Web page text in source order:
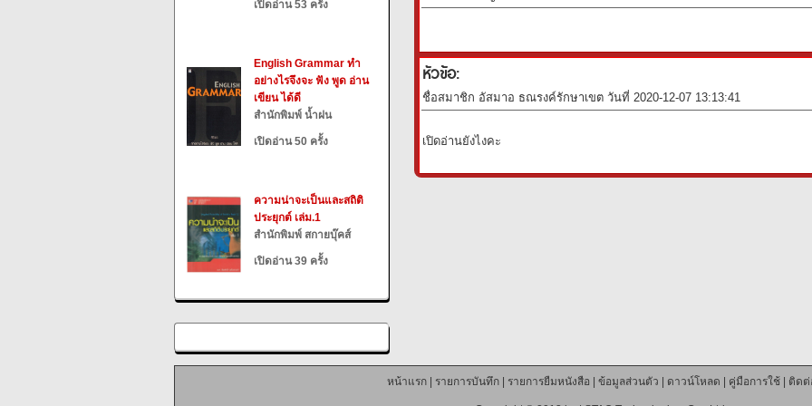
เปิดอ่าน 53 ครั้ง
English Grammar ทำ
อย่างไรจึงจะ ฟัง พูด อ่าน
เขียน ได้ดี
สำนักพิมพ์ น้ำฝน
เปิดอ่าน 50 ครั้ง
ความน่าจะเป็นและสถิติ
ประยุกต์ เล่ม.1
สำนักพิมพ์ สกายบุ๊คส์
เปิดอ่าน 39 ครั้ง
หัวข้อ:
ชื่อสมาชิก อัสมาอ ธณรงค์รักษาเขต วันที่ 2020-12-07 13:13:41
เปิดอ่านยังไงคะ
หน้าแรก| รายการบันทึก| รายการยืมหนังสือ ข้อมูลส่วนตัว ดาวน์โหลด คู่มือการใช้| ติดต่